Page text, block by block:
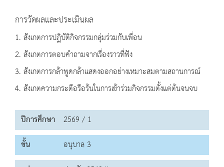
การวัดผลและประเมินผล
1. สังเกตการปฏิบัติกิจกรรมกลุ่มร่วมกับเพื่อน
2. สังเกตการตอบคำถามจากเรื่องราวที่ฟัง
3. สังเกตการกล้าพูดกล้าแสดงออกอย่างเหมาะสมตามสถานการณ์
4. สังเกตความกระตือรือร้นในการเข้าร่วมกิจกรรมตั้งแต่ต้นจนจบ
ปีการศึกษา 2569 / 1
ชั้น
อนุบาล 3